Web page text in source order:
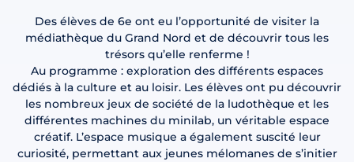
Des élèves de 6e ont eu l’opportunité de visiter la
médiathèque du Grand Nord et de découvrir tous les
trésors qu’elle renferme !
Au programme : exploration des différents espaces
dédiés à la culture et au loisir. Les élèves ont pu découvrir
les nombreux jeux de société de la ludothèque et les
différentes machines du minilab, un véritable espace
créatif. L’espace musique a également suscité leur
curiosité, permettant aux jeunes mélomanes de s’initier